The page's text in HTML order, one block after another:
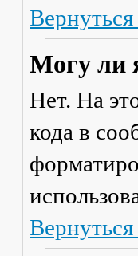
Могу ли
Нет. На
кода в